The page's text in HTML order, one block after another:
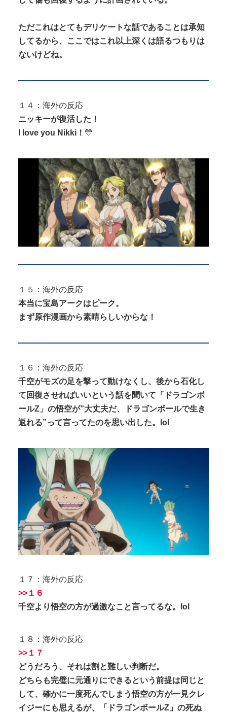
ただこれはとてもデリケートな話であることは承知
してるから、ここではこれ以上深くは語るつもりは
ないけどね。
１４：海外の反応
ニッキーが復活した！
I love you Nikki！ 💛
１５：海外の反応
本当に宝島アークはピーク。
まず原作漫画から素晴らしいからな！
１６：海外の反応
千空がモズの足を撃って動けなくし、後から石化し
て回復させればいいという話を聞いて「ドラゴンボ
ールZ」の悟空が”大丈夫だ、ドラゴンボールで生き
返れる”って言ってたのを思い出した。lol
１７：海外の反応
>>１６
千空より悟空の方が過激なこと言ってるな。lol
１８：海外の反応
>>１７
どうだろう、それは割と難しい判断だ。
どちらも完璧に元通りにできるという前提は同じと
して、確かに一度死んでしまう悟空の方が一見クレ
イジーにも思えるが、「ドラゴンボールZ」の死ぬ